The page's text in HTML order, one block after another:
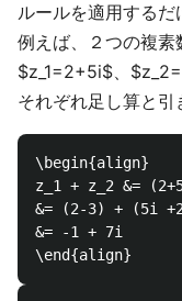
ルールを適用するだ
例えば、２つの複
$z_1=2+5i$、
それぞれ足し算と引
\begin{align}
z_1 + z_2 &=
&= (2-3) + (5i
&= -1 + 7i